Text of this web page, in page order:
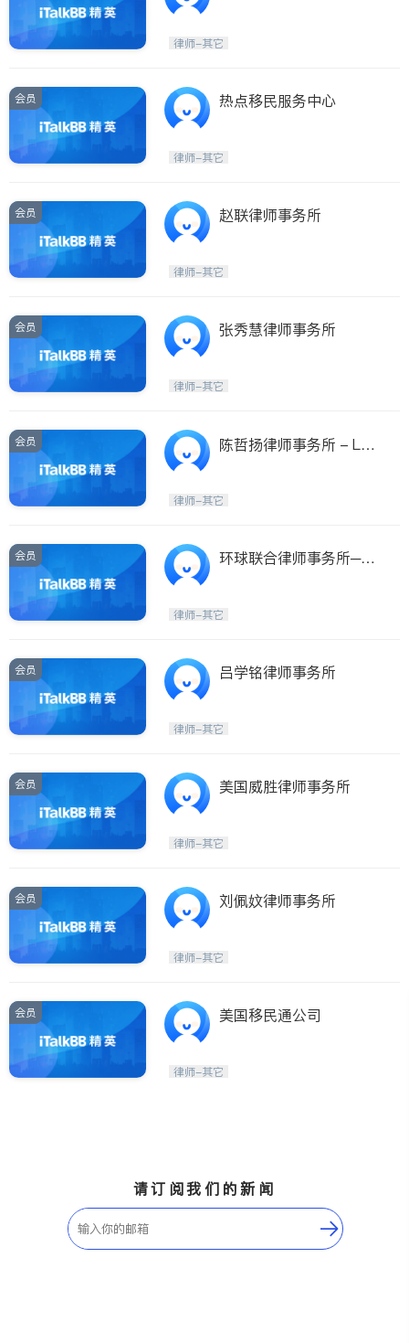
律师-其它
会员 热点移民服务中心
律师-其它
会员 赵联律师事务所
律师-其它
会员 张秀慧律师事务所
律师-其它
会员
陈哲扬律师事务所 - Law
律师-其它
会员
环球联合律师事务所─林
律师-其它
会员 吕学铭律师事务所
律师-其它
会员 美国威胜律师事务所
律师-其它
会员 刘佩妏律师事务所
律师-其它
会员 美国移民通公司
律师-其它
请订阅我们的新闻